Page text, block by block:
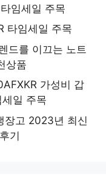
임세일 주목
타임세일 주목
드를 이끄는 노트
상품
가성비 갑
일 주목
장고 2023년 최신
기